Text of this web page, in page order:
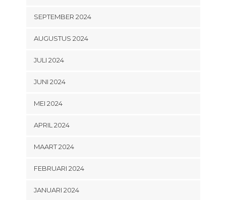
SEPTEMBER 2024
AUGUSTUS 2024
JULI 2024
JUNI 2024
MEI 2024
APRIL 2024
MAART 2024
FEBRUARI 2024
JANUARI 2024